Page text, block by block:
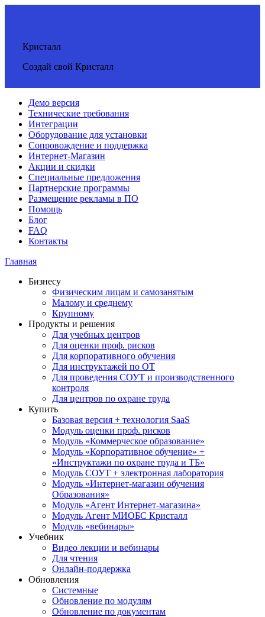
Кристалл
Создай свой Кристалл
Демо версия
Технические требования
Интеграции
Оборудование для установки
Сопровождение и поддержка
Интернет-Магазин
Акции и скидки
Специальные предложения
Партнерские программы
Размещение рекламы в ПО
Помощь
Блог
FAQ
Контакты
Главная
Бизнесу
Физическим лицам и самозанятым
Малому и среднему
Крупному
Продукты и решения
Для учебных центров
Для оценки проф. рисков
Для корпоративного обучения
Для инструктажей по ОТ
Для проведения СОУТ и производственного
контроля
Для центров по охране труда
Купить
Базовая версия + технология SaaS
Модуль оценки проф. рисков
Модуль «Коммерческое образование»
Модуль «Корпоративное обучение» +
«Инструктажи по охране труда и ТБ»
Модуль СОУТ + электронная лаборатория
Модуль «Интернет-магазин обучения
Образования»
Модуль «Агент Интернет-магазина»
Модуль Агент МИОБС Кристалл
Модуль «вебинары»
Учебник
Видео лекции и вебинары
Для чтения
Онлайн-поддержка
Обновления
Системные
Обновление по модулям
Обновление по документам